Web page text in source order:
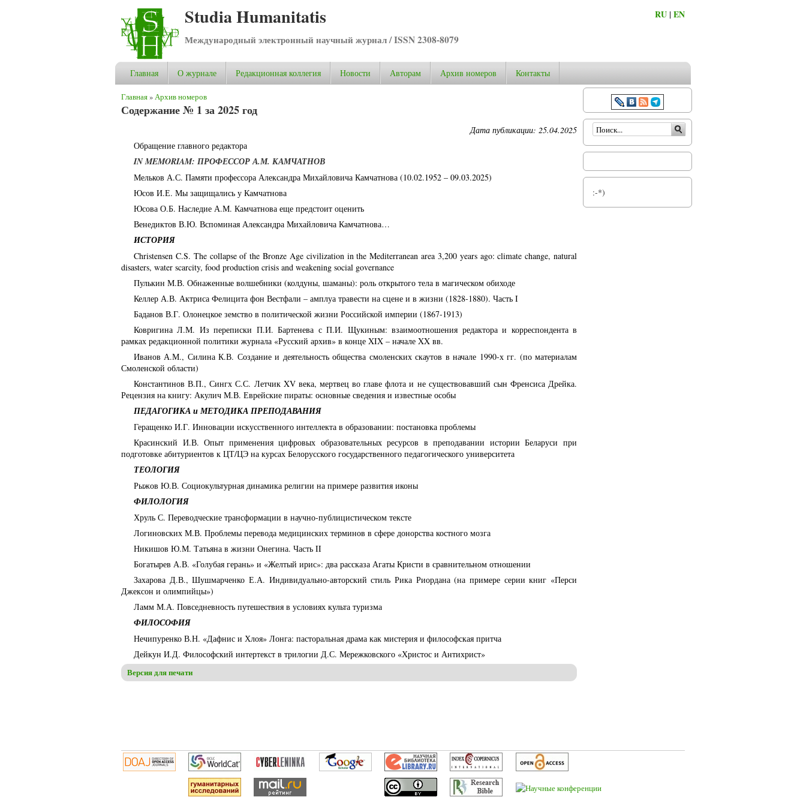
Studia Humanitatis
Международный электронный научный журнал / ISSN 2308-8079
RU |EN
Главная О журнале Редакционная коллегия Новости Авторам Архив номеров Контакты
Вы здесь
Главная»Архив номеров
Содержание № 1 за 2025 год
Дата публикации: 25.04.2025
Обращение главного редактора
IN MEMORIAM: ПРОФЕССОР А.М. КАМЧАТНОВ
Мельков А.С. Памяти профессора Александра Михайловича Камчатнова (10.02.1952 – 09.03.2025)
Юсов И.Е. Мы защищались у Камчатнова
Юсова О.Б. Наследие А.М. Камчатнова еще предстоит оценить
Венедиктов В.Ю. Вспоминая Александра Михайловича Камчатнова…
ИСТОРИЯ
Christensen C.S. The collapse of the Bronze Age civilization in the Mediterranean area 3,200 years ago: climate change, natural
disasters, water scarcity, food production crisis and weakening social governance
Пулькин М.В. Обнаженные волшебники (колдуны, шаманы): роль открытого тела в магическом обиходе
Келлер А.В. Актриса Фелицита фон Вестфали – амплуа травести на сцене и в жизни (1828-1880). Часть I
Баданов В.Г. Олонецкое земство в политической жизни Российской империи (1867-1913)
Ковригина Л.М. Из переписки П.И. Бартенева с П.И. Щукиным: взаимоотношения редактора и корреспондента в
рамках редакционной политики журнала «Русский архив» в конце XIX – начале XX вв.
Иванов А.М., Силина К.В. Создание и деятельность общества смоленских скаутов в начале 1990-х гг. (по материалам
Смоленской области)
Константинов В.П., Сингх С.С. Летчик XV века, мертвец во главе флота и не существовавший сын Френсиса Дрейка.
Рецензия на книгу: Акулич М.В. Еврейские пираты: основные сведения и известные особы
ПЕДАГОГИКА и МЕТОДИКА ПРЕПОДАВАНИЯ
Геращенко И.Г. Инновации искусственного интеллекта в образовании: постановка проблемы
Красинский И.В. Опыт применения цифровых образовательных ресурсов в преподавании истории Беларуси при
подготовке абитуриентов к ЦТ/ЦЭ на курсах Белорусского государственного педагогического университета
ТЕОЛОГИЯ
Рыжов Ю.В. Социокультурная динамика религии на примере развития иконы
ФИЛОЛОГИЯ
Хруль С. Переводческие трансформации в научно-публицистическом тексте
Логиновских М.В. Проблемы перевода медицинских терминов в сфере донорства костного мозга
Никишов Ю.М. Татьяна в жизни Онегина. Часть II
Богатырев А.В. «Голубая герань» и «Желтый ирис»: два рассказа Агаты Кристи в сравнительном отношении
Захарова Д.В., Шушмарченко Е.А. Индивидуально-авторский стиль Рика Риордана (на примере серии книг «Перси
Джексон и олимпийцы»)
Ламм М.А. Повседневность путешествия в условиях культа туризма
ФИЛОСОФИЯ
Нечипуренко В.Н. «Дафнис и Хлоя» Лонга: пасторальная драма как мистерия и философская притча
Дейкун И.Д. Философский интертекст в трилогии Д.С. Мережковского «Христос и Антихрист»
Версия для печати
Форма поиска
:-*)